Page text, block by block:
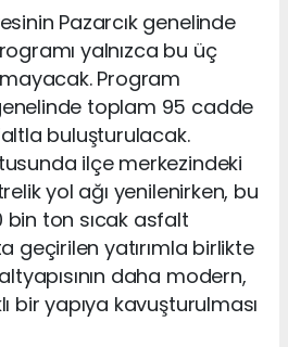
Pazarcık genelinde
yalnızca bu üç
Program
toplam 95 cadde
buluşturulacak.
ilçe merkezindeki
yol ağı yenilenirken, bu
ton sıcak asfalt
geçirilen yatırımla birlikte
altyapısının daha modern,
bir yapıya kavuşturulması